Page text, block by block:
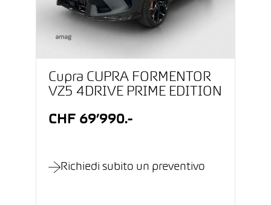
Cupra CUPRA FORMENTOR
VZ5 4DRIVE PRIME EDITION
CHF 69’990.-
Richiedi subito un preventivo